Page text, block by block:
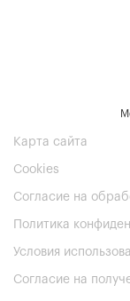
Карта сайта
Cookies
Согласие на
Политика
Условия
Согласие на